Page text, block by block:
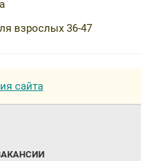
взрослых 36-47
сайта